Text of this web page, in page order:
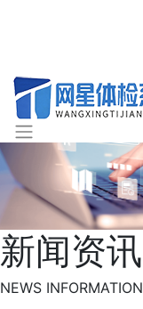
新闻资讯
NEWS INFORMATION